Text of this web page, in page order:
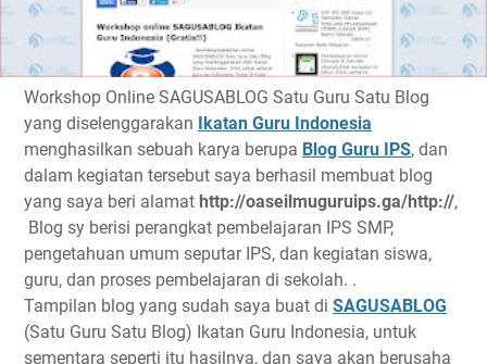
Workshop Online SAGUSABLOG Satu Guru Satu Blog
yang diselenggarakan
Ikatan Guru Indonesia
menghasilkan sebuah karya berupa Blog Guru IPS, dan
dalam kegiatan tersebut saya berhasil membuat blog
yang saya beri alamat http://oaseilmuguruips.ga/http://,
Blog sy berisi perangkat pembelajaran IPS SMP,
pengetahuan umum seputar IPS, dan kegiatan siswa,
guru, dan proses pembelajaran di sekolah. .
Tampilan blog yang sudah saya buat di SAGUSABLOG
(Satu Guru Satu Blog) Ikatan Guru Indonesia, untuk
sementara seperti itu hasilnya, dan saya akan berusaha